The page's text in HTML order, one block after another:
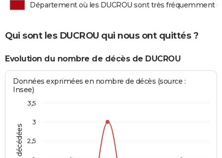
Département où les DUCROU sont très fréquemment
Qui sont les DUCROU qui nous ont quittés ?
Evolution du nombre de décès de DUCROU
Données exprimées en nombre de décès (source :
Insee)
2,5
3
3,5